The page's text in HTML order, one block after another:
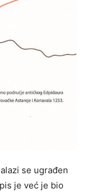
se ugrađen
je već je bio